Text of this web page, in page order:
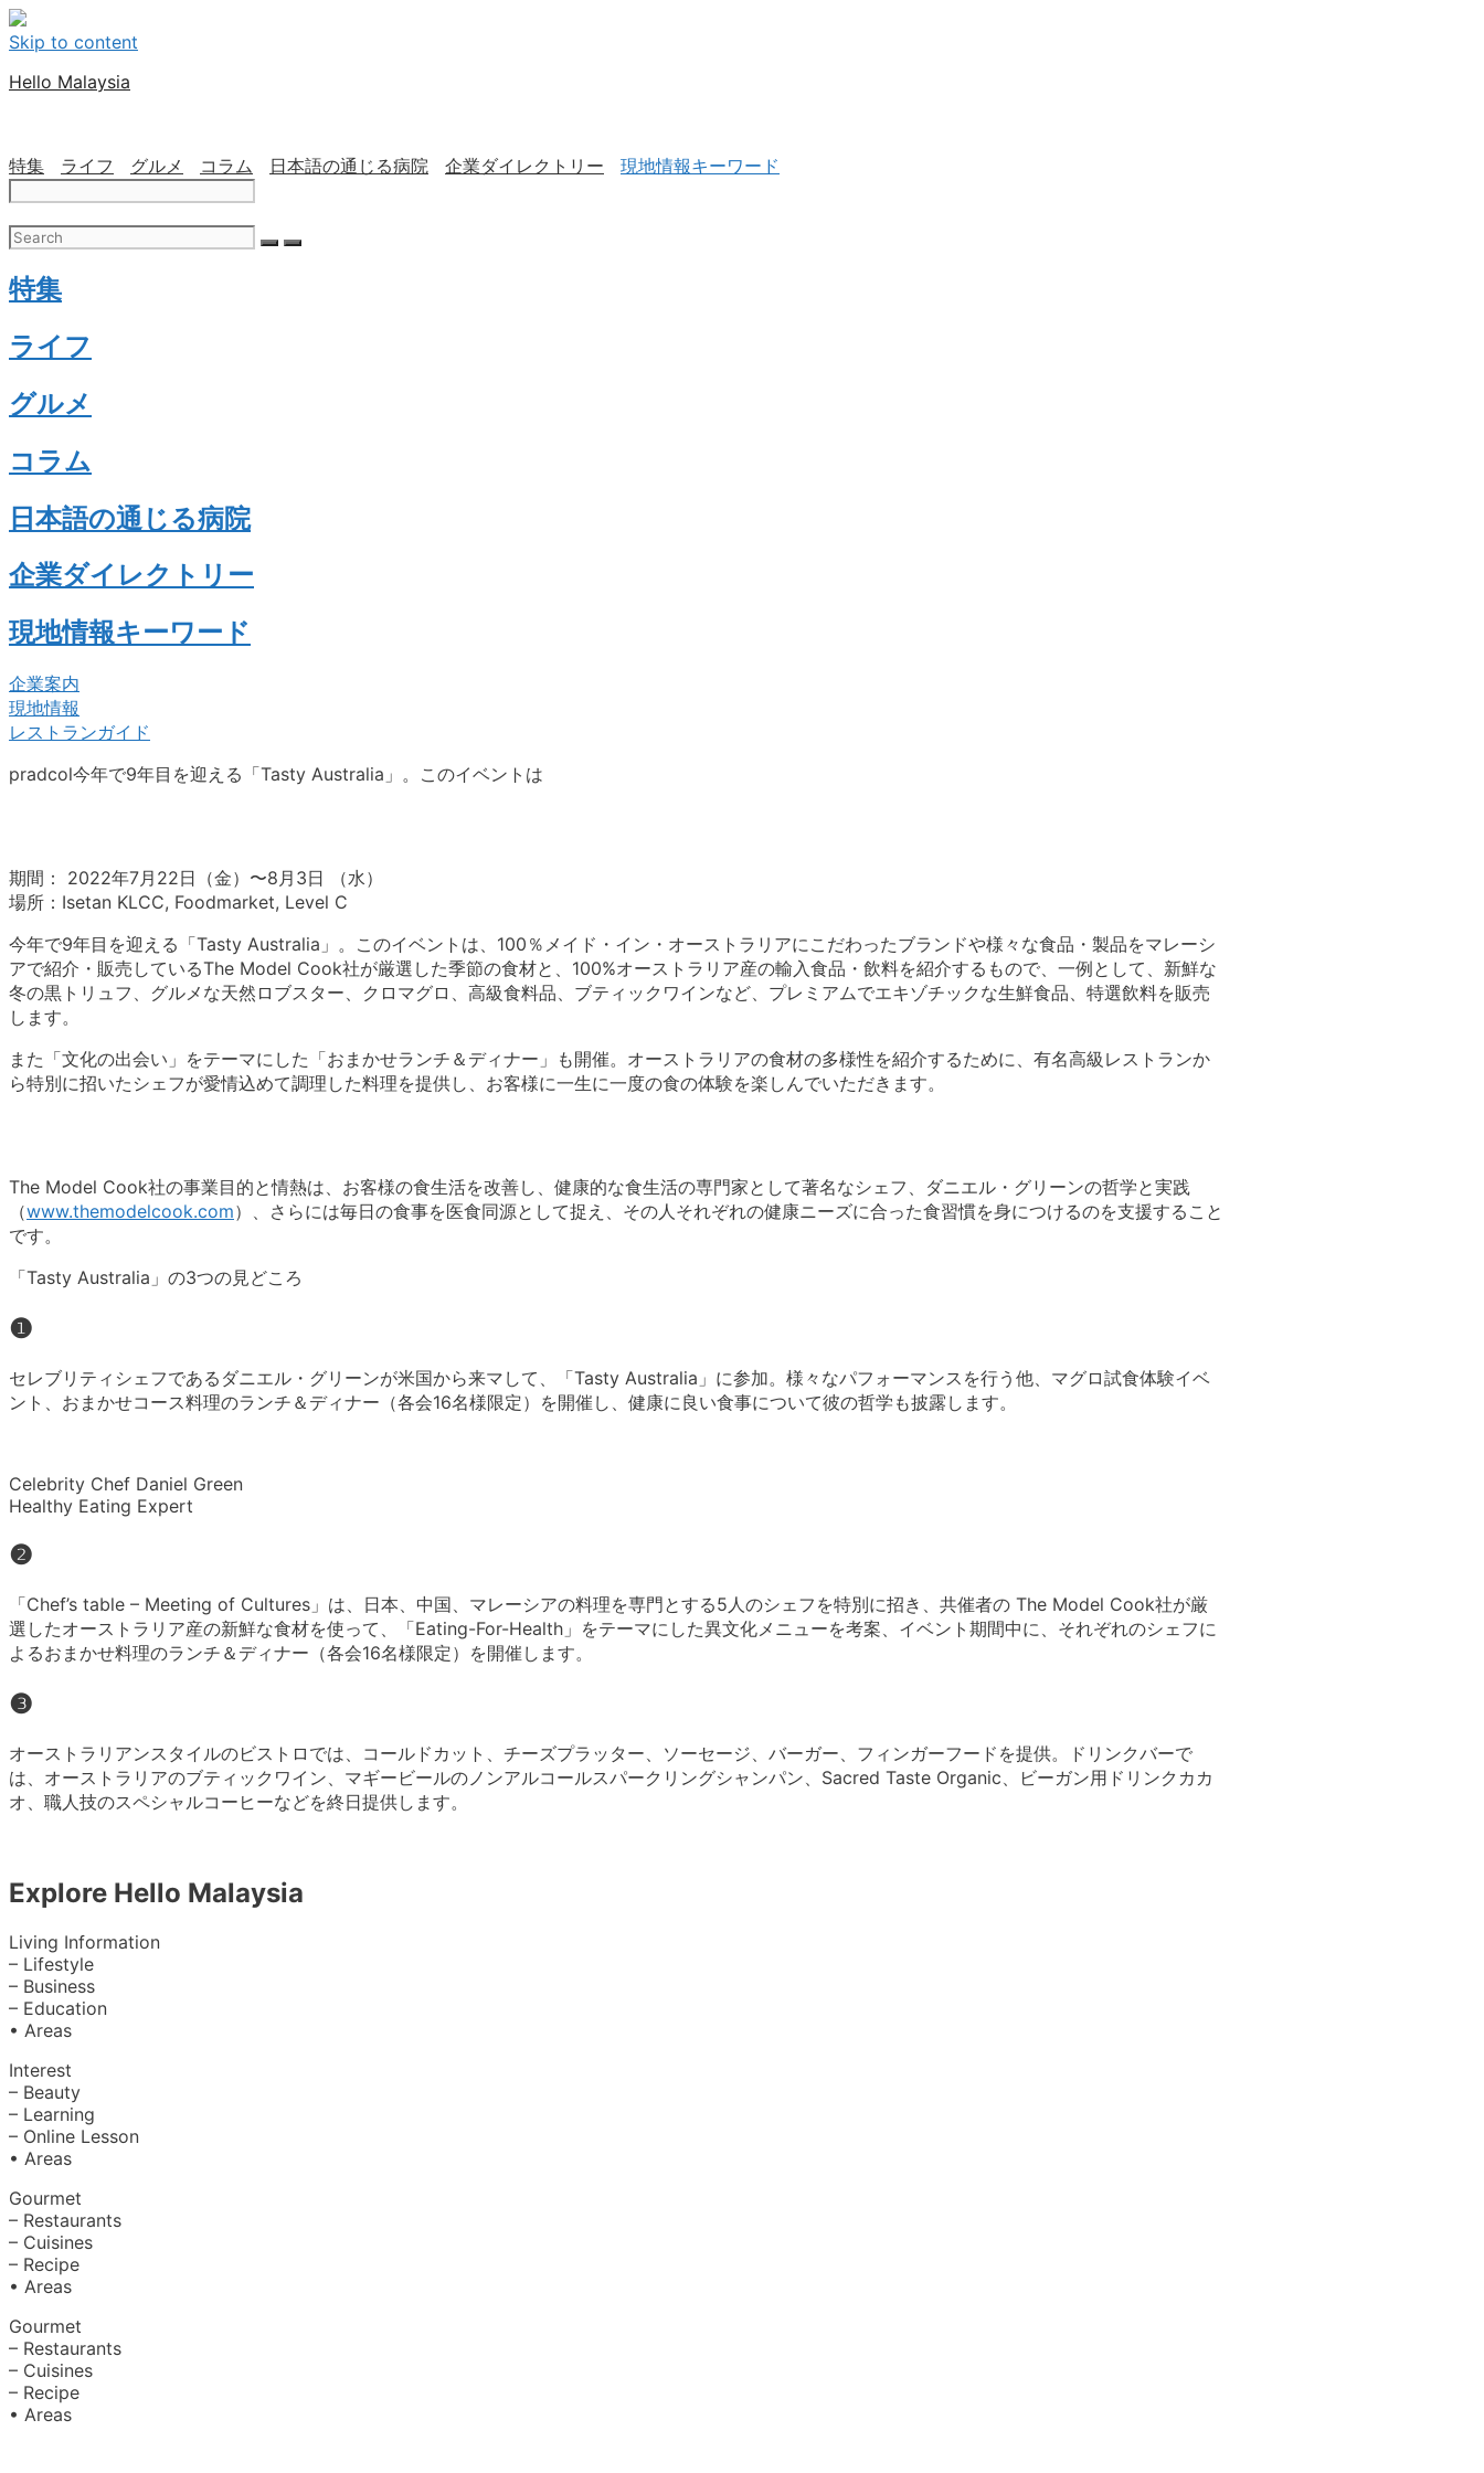
Skip to content
Hello Malaysia
特集 ライフ グルメ コラム 日本語の通じる病院 企業ダイレクトリー 現地情報キーワード
特集
ライフ
グルメ
コラム
日本語の通じる病院
企業ダイレクトリー
現地情報キーワード
企業案内
現地情報
レストランガイド
pradcol今年で9年目を迎える「Tasty Australia」。このイベントは
期間： 2022年7月22日（金）〜8月3日 （水）
場所：Isetan KLCC, Foodmarket, Level C
今年で9年目を迎える「Tasty Australia」。このイベントは、100％メイド・イン・オーストラリアにこだわったブランドや様々な食品・製品をマレーシ
アで紹介・販売しているThe Model Cook社が厳選した季節の食材と、100%オーストラリア産の輸入食品・飲料を紹介するもので、一例として、新鮮な
冬の黒トリュフ、グルメな天然ロブスター、クロマグロ、高級食料品、ブティックワインなど、プレミアムでエキゾチックな生鮮食品、特選飲料を販売
します。
また「文化の出会い」をテーマにした「おまかせランチ＆ディナー」も開催。オーストラリアの食材の多様性を紹介するために、有名高級レストランか
ら特別に招いたシェフが愛情込めて調理した料理を提供し、お客様に一生に一度の食の体験を楽しんでいただきます。
The Model Cook社の事業目的と情熱は、お客様の食生活を改善し、健康的な食生活の専門家として著名なシェフ、ダニエル・グリーンの哲学と実践
（www.themodelcook.com）、さらには毎日の食事を医食同源として捉え、その人それぞれの健康ニーズに合った食習慣を身につけるのを支援すること
です。
「Tasty Australia」の3つの見どころ
❶
セレブリティシェフであるダニエル・グリーンが米国から来マして、「Tasty Australia」に参加。様々なパフォーマンスを行う他、マグロ試食体験イベ
ント、おまかせコース料理のランチ＆ディナー（各会16名様限定）を開催し、健康に良い食事について彼の哲学も披露します。
Celebrity Chef Daniel Green
Healthy Eating Expert
❷
「Chef’s table – Meeting of Cultures」は、日本、中国、マレーシアの料理を専門とする5人のシェフを特別に招き、共催者の The Model Cook社が厳
選したオーストラリア産の新鮮な食材を使って、「Eating-For-Health」をテーマにした異文化メニューを考案、イベント期間中に、それぞれのシェフに
よるおまかせ料理のランチ＆ディナー（各会16名様限定）を開催します。
❸
オーストラリアンスタイルのビストロでは、コールドカット、チーズプラッター、ソーセージ、バーガー、フィンガーフードを提供。ドリンクバーで
は、オーストラリアのブティックワイン、マギービールのノンアルコールスパークリングシャンパン、Sacred Taste Organic、ビーガン用ドリンクカカ
オ、職人技のスペシャルコーヒーなどを終日提供します。
Explore Hello Malaysia
Living Information
– Lifestyle
– Business
– Education
• Areas
Interest
– Beauty
– Learning
– Online Lesson
• Areas
Gourmet
– Restaurants
– Cuisines
– Recipe
• Areas
Gourmet
– Restaurants
– Cuisines
– Recipe
• Areas